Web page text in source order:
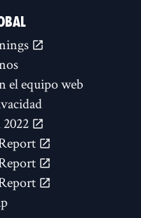
el equipo web